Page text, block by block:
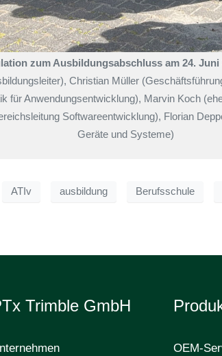
zum Ausbildungsabschluss am 24. Juni
Christian Müller
für Anwendungsentwicklung), Marvin Koch
Softwareentwicklung), Florian
Geräte und Systeme)
ATIv ausbildung Berufsschule
Trimble GmbH
OEM-